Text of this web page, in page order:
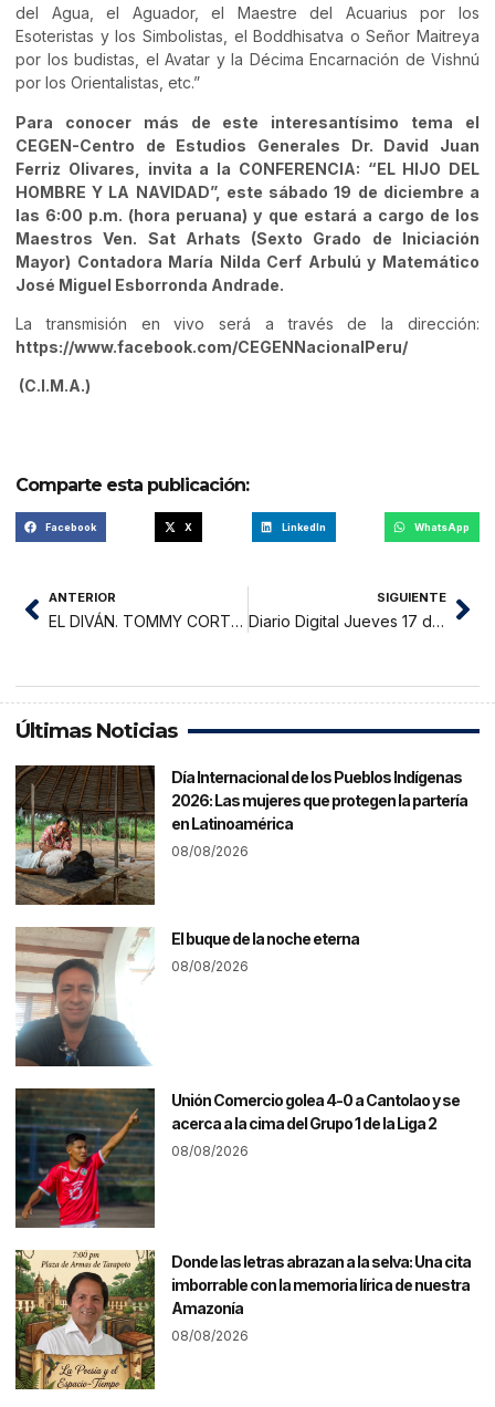
del Agua, el Aguador, el Maestre del Acuarius por los
Esoteristas y los Simbolistas, el Boddhisatva o Señor Maitreya
por los budistas, el Avatar y la Décima Encarnación de Vishnú
por los Orientalistas, etc.”
Para conocer más de este interesantísimo tema el
CEGEN-Centro de Estudios Generales Dr. David Juan
Ferriz Olivares, invita a la CONFERENCIA: “EL HIJO DEL
HOMBRE Y LA NAVIDAD”, este sábado 19 de diciembre a
las 6:00 p.m. (hora peruana) y que estará a cargo de los
Maestros Ven. Sat Arhats (Sexto Grado de Iniciación
Mayor) Contadora María Nilda Cerf Arbulú y Matemático
José Miguel Esborronda Andrade.
La transmisión en vivo será a través de la dirección:
https://www.facebook.com/CEGENNacionalPeru/
(C.I.M.A.)
Comparte esta publicación:
Facebook X LinkedIn WhatsApp
ANTERIOR
EL DIVÁN. TOMMY CORTEZ, HACIENDO DE LA VOZ UN ARTE DE COMUNICAR
SIGUIENTE
Diario Digital Jueves 17 de Diciembre del 2020
Últimas Noticias
Día Internacional de los Pueblos Indígenas
2026: Las mujeres que protegen la partería
en Latinoamérica
08/08/2026
El buque de la noche eterna
08/08/2026
Unión Comercio golea 4-0 a Cantolao y se
acerca a la cima del Grupo 1 de la Liga 2
08/08/2026
Donde las letras abrazan a la selva: Una cita
imborrable con la memoria lírica de nuestra
Amazonía
08/08/2026